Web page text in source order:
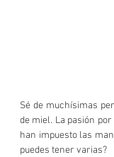
Sé de muchísimas
de miel. La pasión
han impuesto las
puedes tener varias?